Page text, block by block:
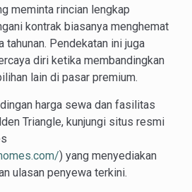
meminta rincian lengkap
kontrak biasanya menghemat
tahunan. Pendekatan ini juga
diri ketika membandingkan
lain di pasar premium.
harga sewa dan fasilitas
Triangle, kunjungi situs resmi
) yang menyediakan
ulasan penyewa terkini.